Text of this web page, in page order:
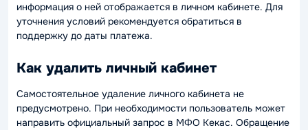
информация о ней отображается в личном кабинете. Для
уточнения условий рекомендуется обратиться в
поддержку до даты платежа.
Как удалить личный кабинет
Самостоятельное удаление личного кабинета не
предусмотрено. При необходимости пользователь может
направить официальный запрос в МФО Кекас. Обращение